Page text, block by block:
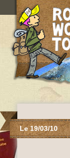
Le 19/03/10